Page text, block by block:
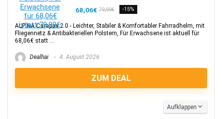
68,06€ 79,99€ -15%
ALPINA Carapax 2.0 - Leichter, Stabiler & Komfortabler Fahrradhelm, mit
Fliegennetz & Antibakteriellen Polstern, Für Erwachsene ist aktuell für
68,06€ statt ...
Dealhai 4. August 2026
ZUM DEAL
Aufklappen